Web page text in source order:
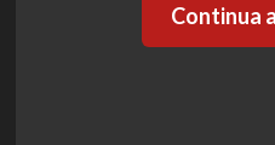
Continua